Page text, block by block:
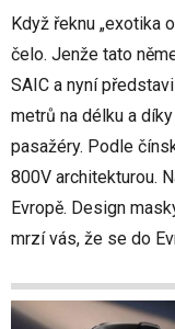
Když řeknu „exotika
čelo. Jenže tato
SAIC a nyní
metrů na délku a
pasažéry. Podle
800V architekturou.
Evropě. Design
mrzí vás, že se do